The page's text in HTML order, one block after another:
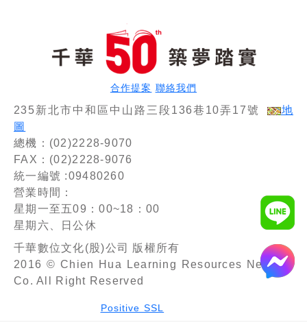
合作提案 聯絡我們
235新北市中和區中山路三段136巷10弄17號
地
圖
總機：(02)2228-9070
FAX：(02)2228-9076
統一編號 :09480260
營業時間：
星期一至五09：00~18：00
星期六、日公休
千華數位文化(股)公司 版權所有
2016 © Chien Hua Learning Resources Network
Co. All Right Reserved
Positive SSL